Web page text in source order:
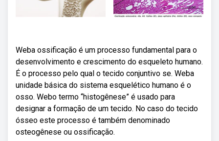
Weba ossificação é um processo fundamental para o
desenvolvimento e crescimento do esqueleto humano.
É o processo pelo qual o tecido conjuntivo se. Weba
unidade básica do sistema esquelético humano é o
osso. Webo termo “histogênese” é usado para
designar a formação de um tecido. No caso do tecido
ósseo este processo é também denominado
osteogênese ou ossificação.